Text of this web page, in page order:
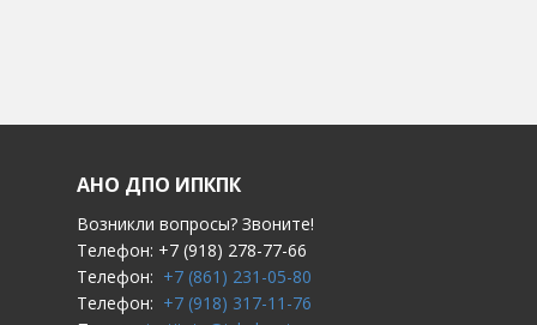
АНО ДПО ИПКПК
Возникли вопросы? Звоните!
Телефон: +7 (918) 278-77-66
Телефон: +7 (861) 231-05-80
Телефон: +7 (918) 317-11-76